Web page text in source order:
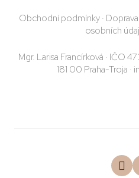
Obchodní podmínky ·
osobních
Mgr. Larisa Francírková · IČO
181 00 Praha-Troja ·